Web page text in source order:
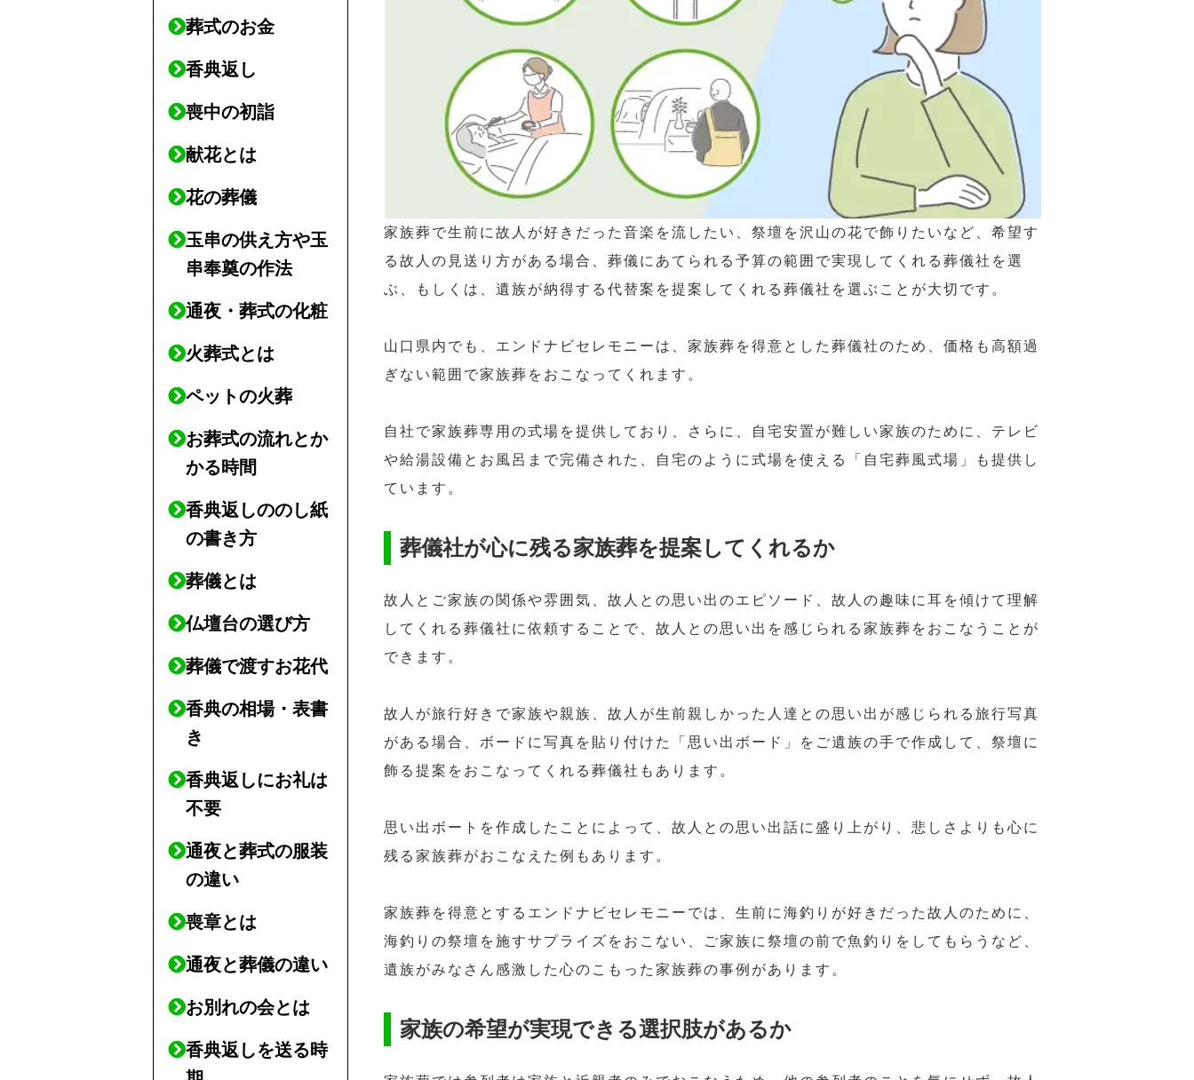
家族葬で生前に故人が好きだった音楽を流したい、祭壇を沢山の花で飾りたいなど、希望す
る故人の見送り方がある場合、葬儀にあてられる予算の範囲で実現してくれる葬儀社を選
ぶ、もしくは、遺族が納得する代替案を提案してくれる葬儀社を選ぶことが大切です。
山口県内でも、エンドナビセレモニーは、家族葬を得意とした葬儀社のため、価格も高額過
ぎない範囲で家族葬をおこなってくれます。
自社で家族葬専用の式場を提供しており、さらに、自宅安置が難しい家族のために、テレビ
や給湯設備とお風呂まで完備された、自宅のように式場を使える「自宅葬風式場」も提供し
ています。
葬儀社が心に残る家族葬を提案してくれるか
故人とご家族の関係や雰囲気、故人との思い出のエピソード、故人の趣味に耳を傾けて理解
してくれる葬儀社に依頼することで、故人との思い出を感じられる家族葬をおこなうことが
できます。
故人が旅行好きで家族や親族、故人が生前親しかった人達との思い出が感じられる旅行写真
がある場合、ボードに写真を貼り付けた「思い出ボード」をご遺族の手で作成して、祭壇に
飾る提案をおこなってくれる葬儀社もあります。
思い出ボートを作成したことによって、故人との思い出話に盛り上がり、悲しさよりも心に
残る家族葬がおこなえた例もあります。
家族葬を得意とするエンドナビセレモニーでは、生前に海釣りが好きだった故人のために、
海釣りの祭壇を施すサプライズをおこない、ご家族に祭壇の前で魚釣りをしてもらうなど、
遺族がみなさん感激した心のこもった家族葬の事例があります。
家族の希望が実現できる選択肢があるか
葬式のお金
香典返し
喪中の初詣
献花とは
花の葬儀
玉串の供え方や玉
串奉奠の作法
通夜・葬式の化粧
火葬式とは
ペットの火葬
お葬式の流れとか
かる時間
香典返しののし紙
の書き方
葬儀とは
仏壇台の選び方
葬儀で渡すお花代
香典の相場・表書
き
香典返しにお礼は
不要
通夜と葬式の服装
の違い
喪章とは
通夜と葬儀の違い
お別れの会とは
香典返しを送る時